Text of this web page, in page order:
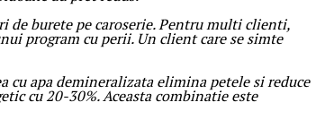
de burete pe caroserie. Pentru multi clienti,
program cu perii. Un client care se simte
cu apa demineralizata elimina petele si reduce
cu 20-30%. Aceasta combinatie este